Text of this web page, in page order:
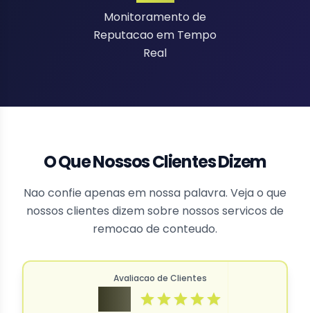
Monitoramento de
Reputacao em Tempo
Real
O Que Nossos Clientes Dizem
Nao confie apenas em nossa palavra. Veja o que
nossos clientes dizem sobre nossos servicos de
remocao de conteudo.
Avaliacao de Clientes